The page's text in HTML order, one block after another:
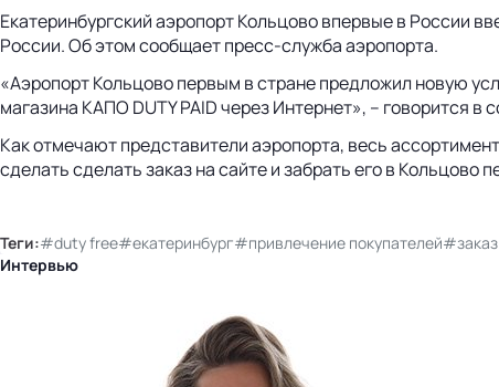
Екатеринбургский аэропорт Кольцово впервые в России
России. Об этом сообщает пресс-служба аэропорта.
«Аэропорт Кольцово первым в стране предложил новую
магазина КАПО DUTY PAID через Интернет», – говорится в
Как отмечают представители аэропорта, весь
сделать сделать заказ на сайте и забрать его в Кольцово
Теги:#duty free#екатеринбург#привлечение покупателей#заказ
Интервью